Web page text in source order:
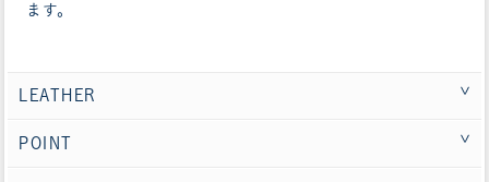
ます。
LEATHER
POINT